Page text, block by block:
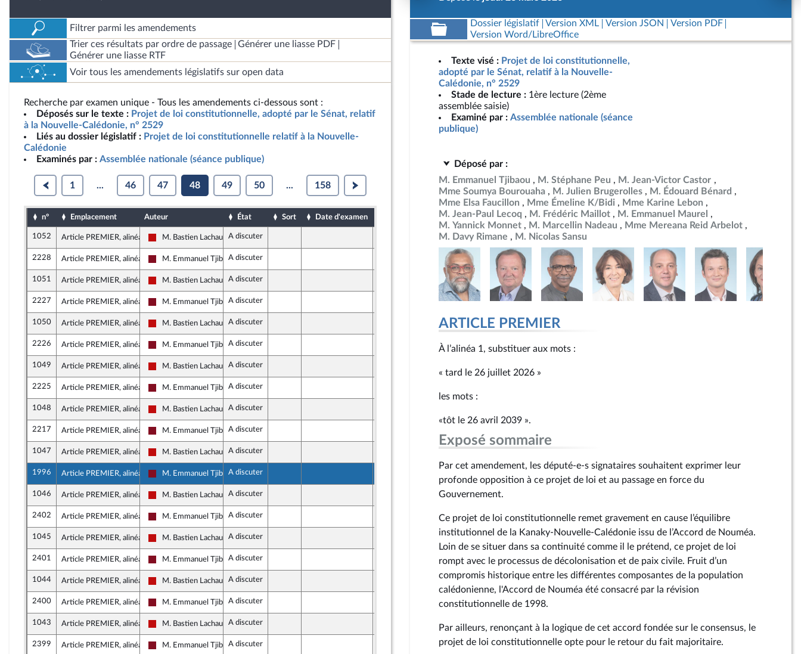
Filtrer parmi les amendements
Trier ces résultats par ordre de passage
Générer une liasse PDF
Générer une liasse RTF
Voir tous les amendements législatifs sur open data
Recherche par examen unique - Tous les amendements ci-dessous sont :
Déposés sur le texte : Projet de loi constitutionnelle, adopté par le Sénat, relatif
à la Nouvelle-Calédonie, n° 2529
Liés au dossier législatif : Projet de loi constitutionnelle relatif à la Nouvelle-
Calédonie
Examinés par : Assemblée nationale (séance publique)
1 ... 46 47 48 49 50 ... 158
n° Emplacement Auteur État Sort Date d'examen
1052 Article PREMIER, alinéa 1
La France insoumise - Nouveau Front Populaire
M. Bastien Lachaud A discuter
2228 Article PREMIER, alinéa 1
Gauche Démocrate et Républicaine
M. Emmanuel TjibaouA discuter
1051 Article PREMIER, alinéa 1
La France insoumise - Nouveau Front Populaire
M. Bastien Lachaud A discuter
2227 Article PREMIER, alinéa 1
Gauche Démocrate et Républicaine
M. Emmanuel TjibaouA discuter
1050 Article PREMIER, alinéa 1
La France insoumise - Nouveau Front Populaire
M. Bastien Lachaud A discuter
2226 Article PREMIER, alinéa 1
Gauche Démocrate et Républicaine
M. Emmanuel TjibaouA discuter
1049 Article PREMIER, alinéa 1
La France insoumise - Nouveau Front Populaire
M. Bastien Lachaud A discuter
2225 Article PREMIER, alinéa 1
Gauche Démocrate et Républicaine
M. Emmanuel TjibaouA discuter
1048 Article PREMIER, alinéa 1
La France insoumise - Nouveau Front Populaire
M. Bastien Lachaud A discuter
2217 Article PREMIER, alinéa 1
Gauche Démocrate et Républicaine
M. Emmanuel TjibaouA discuter
1047 Article PREMIER, alinéa 1
La France insoumise - Nouveau Front Populaire
M. Bastien Lachaud A discuter
1996 Article PREMIER, alinéa 1
Gauche Démocrate et Républicaine
M. Emmanuel TjibaouA discuter
1046 Article PREMIER, alinéa 1
La France insoumise - Nouveau Front Populaire
M. Bastien Lachaud A discuter
2402 Article PREMIER, alinéa 1
Gauche Démocrate et Républicaine
M. Emmanuel TjibaouA discuter
1045 Article PREMIER, alinéa 1
La France insoumise - Nouveau Front Populaire
M. Bastien Lachaud A discuter
2401 Article PREMIER, alinéa 1
Gauche Démocrate et Républicaine
M. Emmanuel TjibaouA discuter
1044 Article PREMIER, alinéa 1
La France insoumise - Nouveau Front Populaire
M. Bastien Lachaud A discuter
2400 Article PREMIER, alinéa 1
Gauche Démocrate et Républicaine
M. Emmanuel TjibaouA discuter
1043 Article PREMIER, alinéa 1
La France insoumise - Nouveau Front Populaire
M. Bastien Lachaud A discuter
2399 Article PREMIER, alinéa 1
Gauche Démocrate et Républicaine
M. Emmanuel TjibaouA discuter
Dossier législatif Version XML Version JSON
Version PDF
Version Word/LibreOffice
Texte visé : Projet de loi constitutionnelle,
adopté par le Sénat, relatif à la Nouvelle-
Calédonie, n° 2529
Stade de lecture : 1ère lecture (2ème
assemblée saisie)
Examiné par : Assemblée nationale (séance
publique)
Déposé par :
M. Emmanuel Tjibaou
M. Stéphane Peu
M. Jean-Victor Castor
Mme Soumya Bourouaha
M. Julien Brugerolles
M. Édouard Bénard
Mme Elsa Faucillon
Mme Émeline K/Bidi
Mme Karine Lebon
M. Jean-Paul Lecoq
M. Frédéric Maillot
M. Emmanuel Maurel
M. Yannick Monnet
M. Marcellin Nadeau
Mme Mereana Reid Arbelot
M. Davy Rimane
M. Nicolas Sansu
ARTICLE PREMIER
À l’alinéa 1, substituer aux mots :
« tard le 26 juillet 2026 »
les mots :
«tôt le 26 avril 2039 ».
Exposé sommaire
Par cet amendement, les député-e-s signataires souhaitent exprimer leur
profonde opposition à ce projet de loi et au passage en force du
Gouvernement.
Ce projet de loi constitutionnelle remet gravement en cause l’équilibre
institutionnel de la Kanaky-Nouvelle-Calédonie issu de l’Accord de Nouméa.
Loin de se situer dans sa continuité comme il le prétend, ce projet de loi
rompt avec le processus de décolonisation et de paix civile. Fruit d’un
compromis historique entre les différentes composantes de la population
calédonienne, l'Accord de Nouméa été consacré par la révision
constitutionnelle de 1998.
Par ailleurs, renonçant à la logique de cet accord fondée sur le consensus, le
projet de loi constitutionnelle opte pour le retour du fait majoritaire.